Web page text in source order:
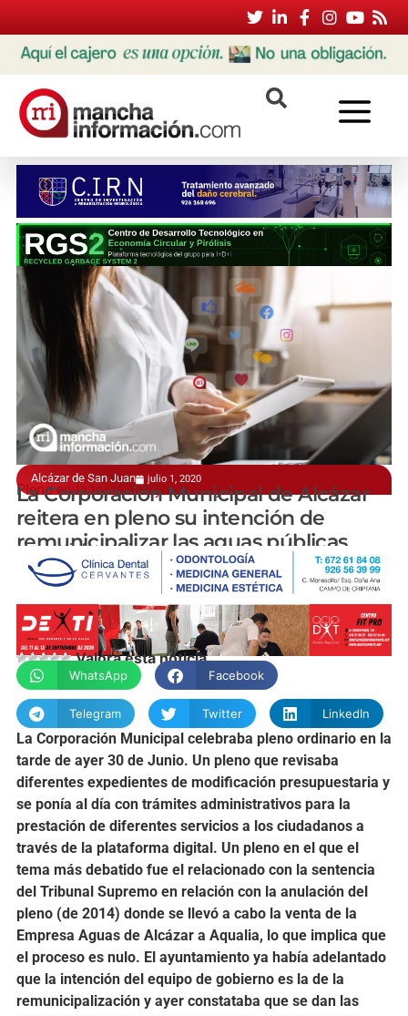
Alcázar de San Juan julio 1, 2020
Pleno en la tarde de ayer 30 de junio
La Corporación Municipal de Alcázar
reitera en pleno su intención de
remunicipalizar las aguas públicas
manchainformacion.com
Valora esta noticia
WhatsApp Facebook
Telegram Twitter LinkedIn
La Corporación Municipal celebraba pleno ordinario en la
tarde de ayer 30 de Junio. Un pleno que revisaba
diferentes expedientes de modificación presupuestaria y
se ponía al día con trámites administrativos para la
prestación de diferentes servicios a los ciudadanos a
través de la plataforma digital. Un pleno en el que el
tema más debatido fue el relacionado con la sentencia
del Tribunal Supremo en relación con la anulación del
pleno (de 2014) donde se llevó a cabo la venta de la
Empresa Aguas de Alcázar a Aqualia, lo que implica que
el proceso es nulo. El ayuntamiento ya había adelantado
que la intención del equipo de gobierno es la de la
remunicipalización y ayer constataba que se dan las